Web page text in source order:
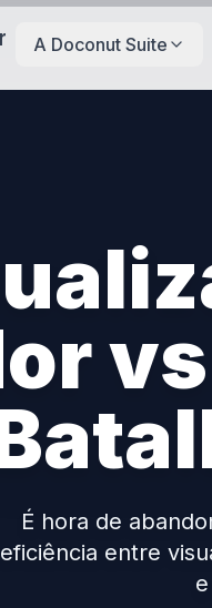
A Doconut Suite
É hora de
eficiência entre